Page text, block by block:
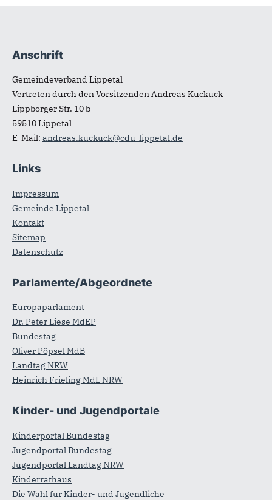
Fußbereich
Anschrift
Gemeindeverband Lippetal
Vertreten durch den Vorsitzenden Andreas Kuckuck
Lippborger Str. 10 b
59510Lippetal
E-Mail: andreas.kuckuck@cdu-lippetal.de
Links
Impressum
Gemeinde Lippetal
Kontakt
Sitemap
Datenschutz
Parlamente/Abgeordnete
Europaparlament
Dr. Peter Liese MdEP
Bundestag
Oliver Pöpsel MdB
Landtag NRW
Heinrich Frieling MdL NRW
Kinder- und Jugendportale
Kinderportal Bundestag
Jugendportal Bundestag
Jugendportal Landtag NRW
Kinderrathaus
Die Wahl für Kinder- und Jugendliche